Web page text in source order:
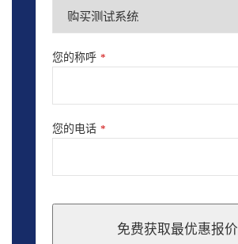
您的称呼 *
您的电话 *
免费获取最优惠报价